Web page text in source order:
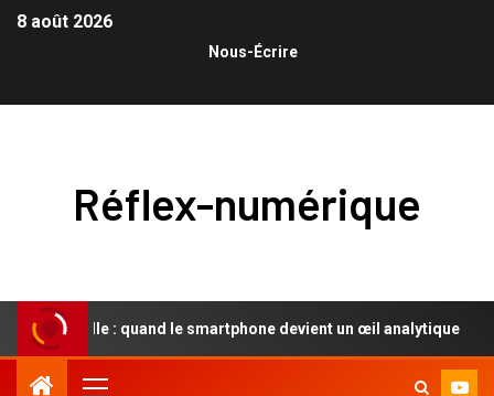
8 août 2026
Nous-Écrire
Réflex-numérique
: quand le smartphone devient un œil analytique